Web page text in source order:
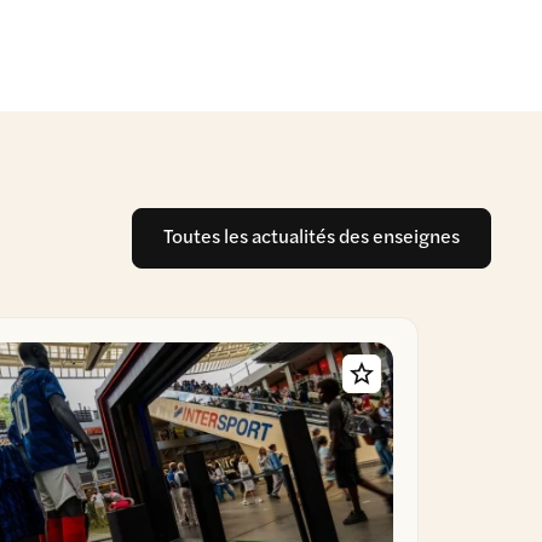
Toutes les actualités des enseignes